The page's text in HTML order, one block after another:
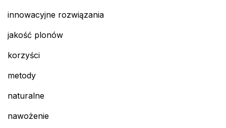
innowacyjne rozwiązania
jakość plonów
korzyści
metody
naturalne
nawożenie